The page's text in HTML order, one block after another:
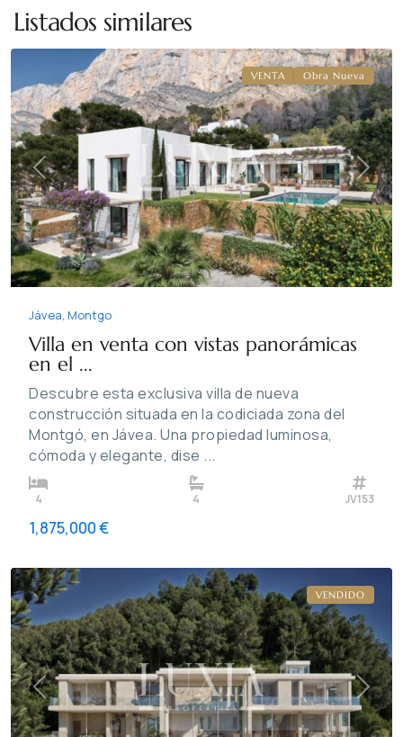
Listados similares
Montgo
Jávea
Previous Next
VENTA Obra Nueva
Jávea, Montgo
Villa en venta con vistas panorámicas
en el ...
Descubre esta exclusiva villa de nueva
construcción situada en la codiciada zona del
Montgó, en Jávea. Una propiedad luminosa,
cómoda y elegante, dise ...
4 4 JV153
1,875,000 €
Previous Next
VENDIDO